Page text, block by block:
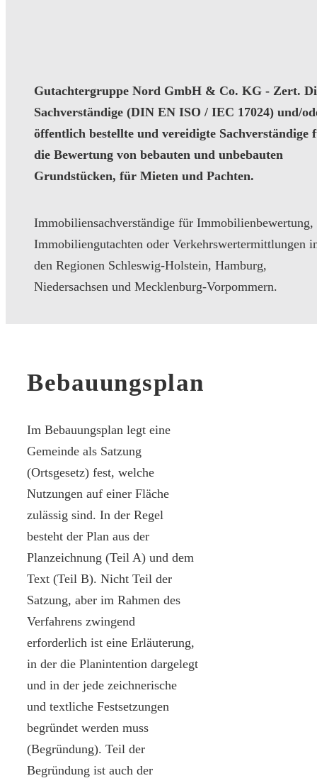
Gutachtergruppe Nord GmbH & Co. KG - Zert.
Sachverständige (DIN EN ISO / IEC 17024) und/
öffentlich bestellte und vereidigte Sachverständige
die Bewertung von bebauten und unbebauten
Grundstücken, für Mieten und Pachten.
Immobiliensachverständige für Immobilienbewertung,
Immobiliengutachten oder Verkehrswertermittlungen
den Regionen Schleswig-Holstein, Hamburg,
Niedersachsen und Mecklenburg-Vorpommern.
Bebauungsplan
Im Bebauungsplan legt eine
Gemeinde als Satzung
(Ortsgesetz) fest, welche
Nutzungen auf einer Fläche
zulässig sind. In der Regel
besteht der Plan aus der
Planzeichnung (Teil A) und dem
Text (Teil B). Nicht Teil der
Satzung, aber im Rahmen des
Verfahrens zwingend
erforderlich ist eine Erläuterung,
in der die Planintention dargelegt
und in der jede zeichnerische
und textliche Festsetzungen
begründet werden muss
(Begründung). Teil der
Begründung ist auch der